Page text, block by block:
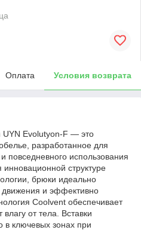
Оплата Условия возврата
UYN Evolutyon-F — это
разработанное для
повседневного использования
структуре
брюки идеально
движения и эффективно
Coolvent обеспечивает
от тела. Вставки
в ключевых зонах при